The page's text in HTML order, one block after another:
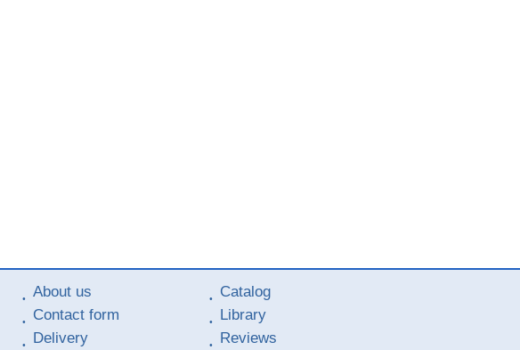
About us
Contact form
Delivery
Catalog
Library
Reviews